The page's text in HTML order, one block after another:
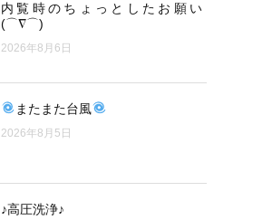
内覧時のちょっとしたお願い
(⌒∇⌒)
2026年8月6日
またまた台風
2026年8月5日
♪高圧洗浄♪